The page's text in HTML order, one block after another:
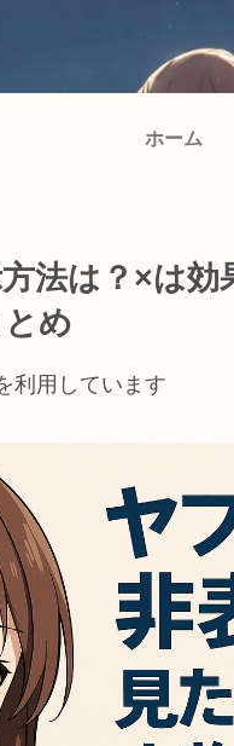
ホーム
法は？×は
め
利用しています